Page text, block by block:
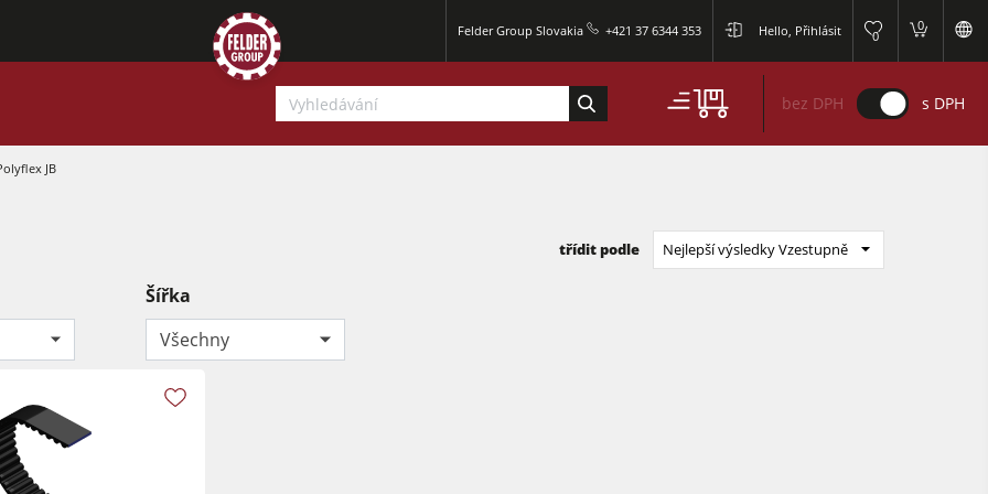
Felder Group Slovakia +421 37 6344 353 Hello, Přihlásit 0
0
Srovnávací a tloušťkovací frézky
Okružní pily s frézkou
CNC obráběcí centra
Širokopásové brusky
Tloušťkovací a srovnávcí frézky
Okružní pily s frézkou
bez DPH s DPH
JB
třídit podle Nejlepší výsledky Vzestupně
Šířka
Všechny